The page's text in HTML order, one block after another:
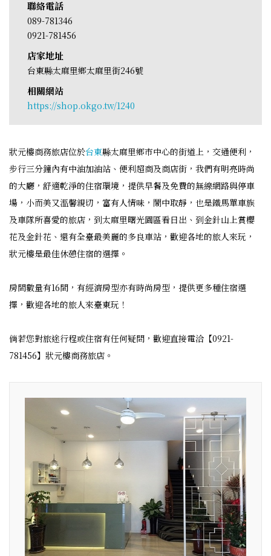
聯絡電話
089-781346
0921-781456
店家地址
台東縣太麻里鄉太麻里街246號
相關網站
https://shop.okgo.tw/1240
狀元樓商務旅店位於台東縣太麻里鄉市中心的街道上，交通便利，
步行三分鐘內有中油加油站、便利超商及商店街，我們有明亮時尚
的大廳，舒適乾淨的住宿環境，提供早餐及免費的無線網路與停車
場，小而美又溫馨親切，富有人情味，鬧中取靜，也是鐵馬單車族
及車隊所喜愛的旅店，到太麻里曙光園區看日出、到金針山上賞櫻
花及金針花、還有全臺最美麗的多良車站，歡迎各地的旅人來玩，
狀元樓是最佳休憩住宿的選擇。
房間數量有16間，有經濟房型亦有時尚房型，提供更多種住宿選
擇，歡迎各地的旅人來臺東玩！
倘若您對旅途行程或住宿有任何疑問，歡迎直接電洽【0921-
781456】狀元樓商務旅店。